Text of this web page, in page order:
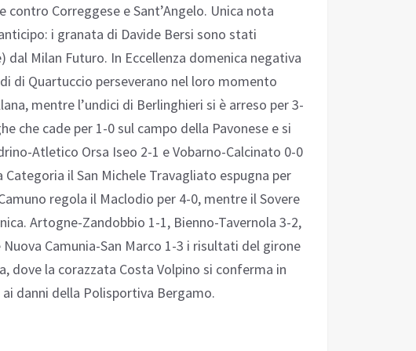
Correggese e Sant’Angelo. Unica nota
i granata di Davide Bersi sono stati
Milan Futuro. In Eccellenza domenica negativa
di Quartuccio perseverano nel loro momento
mentre l’undici di Berlinghieri si è arreso per 3-
che cade per 1-0 sul campo della Pavonese e si
Atletico Orsa Iseo 2-1 e Vobarno-Calcinato 0-0
il San Michele Travagliato espugna per
regola il Maclodio per 4-0, mentre il Sovere
Artogne-Zandobbio 1-1, Bienno-Tavernola 3-2,
Camunia-San Marco 1-3 i risultati del girone
dove la corazzata Costa Volpino si conferma in
danni della Polisportiva Bergamo.